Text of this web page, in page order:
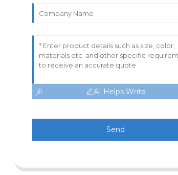
AI Helps Write
Send